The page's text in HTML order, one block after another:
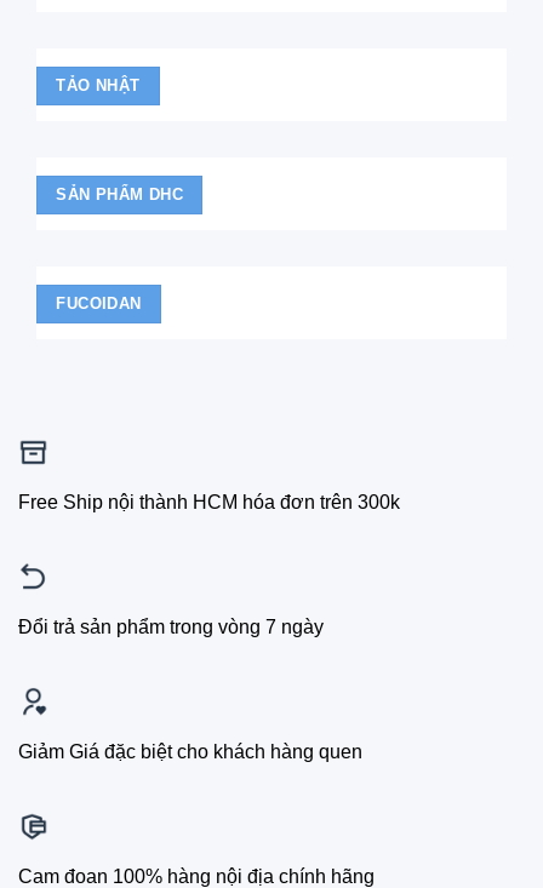
TẢO NHẬT
SẢN PHẨM DHC
FUCOIDAN
Free Ship nội thành HCM hóa đơn trên 300k
Đổi trả sản phẩm trong vòng 7 ngày
Giảm Giá đặc biệt cho khách hàng quen
Cam đoan 100% hàng nội địa chính hãng